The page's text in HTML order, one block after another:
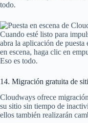
todo.
Cuando esté listo para
abra la aplicación de puesta
en escena, haga clic en
Eso es todo.
14. Migración gratuita de
Cloudways ofrece
su sitio sin tiempo de
ellos también realizarán